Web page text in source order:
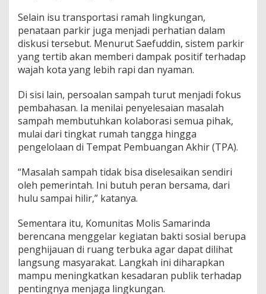
Selain isu transportasi ramah lingkungan,
penataan parkir juga menjadi perhatian dalam
diskusi tersebut. Menurut Saefuddin, sistem parkir
yang tertib akan memberi dampak positif terhadap
wajah kota yang lebih rapi dan nyaman.
Di sisi lain, persoalan sampah turut menjadi fokus
pembahasan. Ia menilai penyelesaian masalah
sampah membutuhkan kolaborasi semua pihak,
mulai dari tingkat rumah tangga hingga
pengelolaan di Tempat Pembuangan Akhir (TPA).
“Masalah sampah tidak bisa diselesaikan sendiri
oleh pemerintah. Ini butuh peran bersama, dari
hulu sampai hilir,” katanya.
Sementara itu, Komunitas Molis Samarinda
berencana menggelar kegiatan bakti sosial berupa
penghijauan di ruang terbuka agar dapat dilihat
langsung masyarakat. Langkah ini diharapkan
mampu meningkatkan kesadaran publik terhadap
pentingnya menjaga lingkungan.